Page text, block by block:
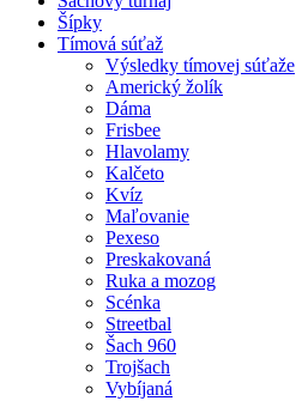
Šípky
Tímová súťaž
Výsledky tímovej súťaže
Americký žolík
Dáma
Frisbee
Hlavolamy
Kalčeto
Kvíz
Maľovanie
Pexeso
Preskakovaná
Ruka a mozog
Scénka
Streetbal
Šach 960
Trojšach
Vybíjaná